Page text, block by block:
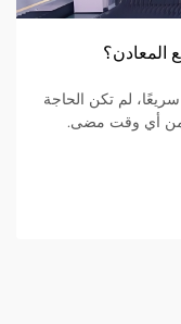
المعادن؟
لم تكن الحاجة
من أي وقت مضى.